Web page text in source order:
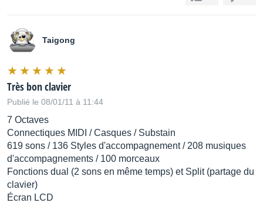
Taigong
Très bon clavier
Publié le 08/01/11 à 11:44
7 Octaves
Connectiques MIDI / Casques / Substain
619 sons / 136 Styles d'accompagnement / 208 musiques
d'accompagnements / 100 morceaux
Fonctions dual (2 sons en même temps) et Split (partage du
clavier)
Écran LCD